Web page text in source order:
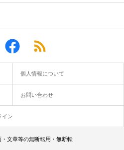
個人情報について
お問い合わせ
イン
文章等の無断転用・無断転